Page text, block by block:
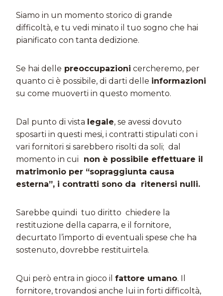
Siamo in un momento storico di grande
difficoltà, e tu vedi minato il tuo sogno che hai
pianificato con tanta dedizione.
Se hai delle preoccupazioni cercheremo, per
quanto ci è possibile, di darti delle informazioni
su come muoverti in questo momento.
Dal punto di vista legale, se avessi dovuto
sposarti in questi mesi, i contratti stipulati con i
vari fornitori si sarebbero risolti da soli; dal
momento in cui non è possibile effettuare il
matrimonio per “sopraggiunta causa
esterna”, i contratti sono da ritenersi nulli.
Sarebbe quindi tuo diritto chiedere la
restituzione della caparra, e il fornitore,
decurtato l’importo di eventuali spese che ha
sostenuto, dovrebbe restituirtela.
Qui però entra in gioco il fattore umano. Il
fornitore, trovandosi anche lui in forti difficoltà,